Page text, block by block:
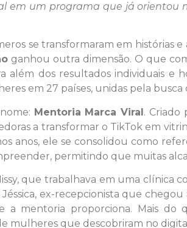
em um programa que já
se transformaram em histórias
ganhou outra dimensão. O que
além dos resultados individuais e
em 27 países, unidas pela
Mentoria Marca Viral. Criado
a transformar o TikTok em
anos, ele se consolidou como
permitindo que muitas
que trabalhava em uma clínica
ex-recepcionista que
a mentoria proporciona. Mais do
mulheres que descobriram no